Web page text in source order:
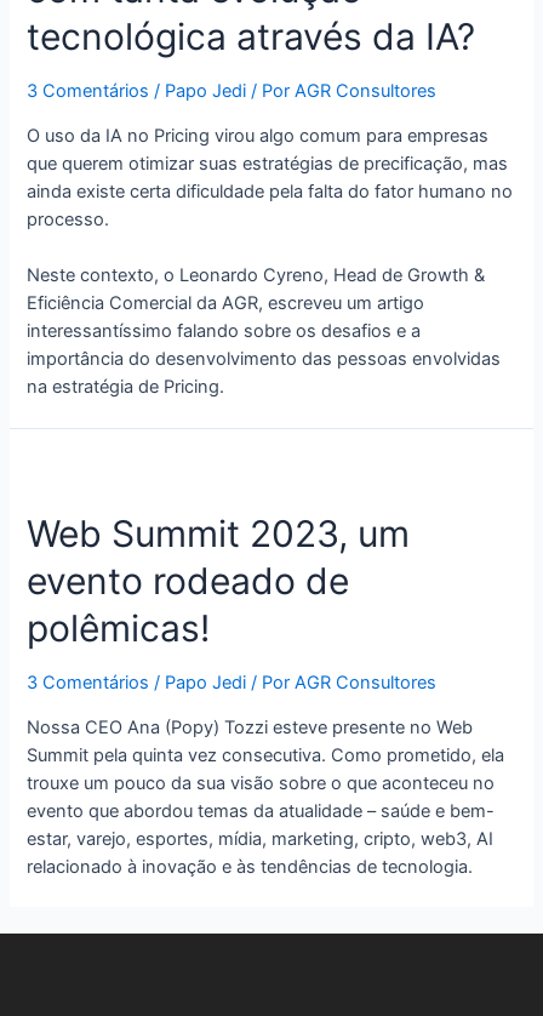
tecnológica através da IA?
3 Comentários / Papo Jedi / PorAGR Consultores
O uso da IA no Pricing virou algo comum para empresas
que querem otimizar suas estratégias de precificação, mas
ainda existe certa dificuldade pela falta do fator humano no
processo.
Neste contexto, o Leonardo Cyreno, Head de Growth &
Eficiência Comercial da AGR, escreveu um artigo
interessantíssimo falando sobre os desafios e a
importância do desenvolvimento das pessoas envolvidas
na estratégia de Pricing.
Web Summit 2023, um
evento rodeado de
polêmicas!
3 Comentários / Papo Jedi / PorAGR Consultores
Nossa CEO Ana (Popy) Tozzi esteve presente no Web
Summit pela quinta vez consecutiva. Como prometido, ela
trouxe um pouco da sua visão sobre o que aconteceu no
evento que abordou temas da atualidade – saúde e bem-
estar, varejo, esportes, mídia, marketing, cripto, web3, AI
relacionado à inovação e às tendências de tecnologia.